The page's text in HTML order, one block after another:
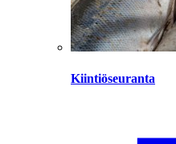
Kiintiöseuranta